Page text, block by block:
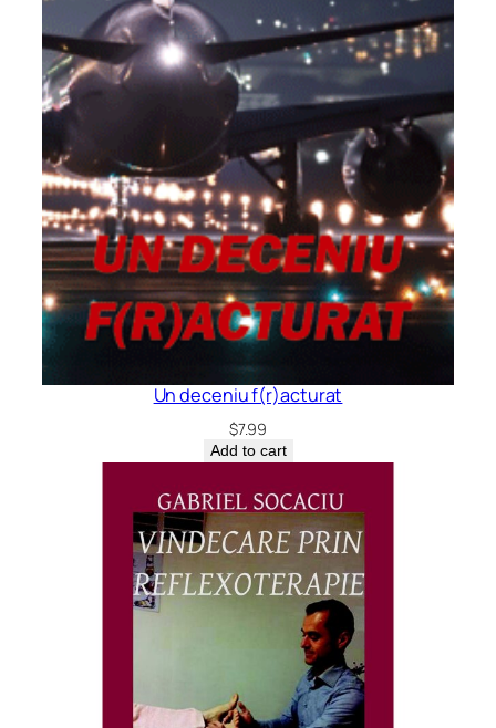
Un deceniu f(r)acturat
$7.99
Add to cart